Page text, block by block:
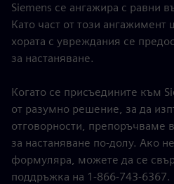
Siemens се ангажира с равни
Като част от този ангажимент
хората с увреждания се
за настаняване.
Когато се присъедините към
от разумно решение, за да
отговорности, препоръчваме
за настаняване по-долу. Ако
формуляра, можете да се
поддръжка на 1-866-743-6367.